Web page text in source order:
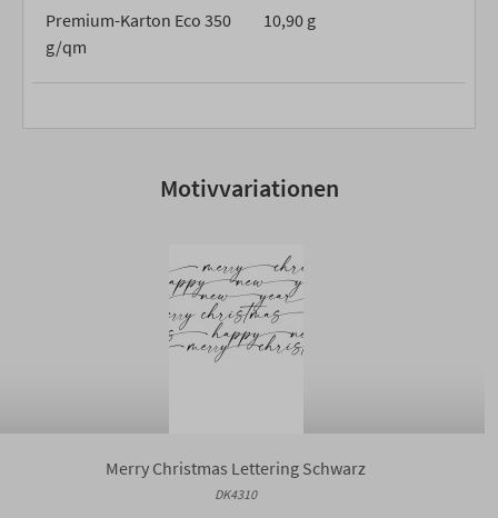
Premium-Karton Eco 350
g/qm
10,90 g
Motivvariationen
Merry Christmas Lettering Schwarz
DK4310